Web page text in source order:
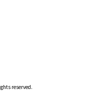
reserved.